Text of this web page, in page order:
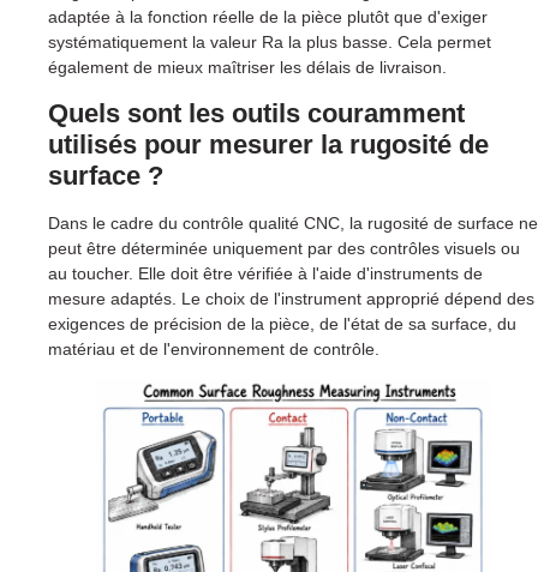
adaptée à la fonction réelle de la pièce plutôt que d'exiger
systématiquement la valeur Ra la plus basse. Cela permet
également de mieux maîtriser les délais de livraison.
Quels sont les outils couramment
utilisés pour mesurer la rugosité de
surface ?
Dans le cadre du contrôle qualité CNC, la rugosité de surface ne
peut être déterminée uniquement par des contrôles visuels ou
au toucher. Elle doit être vérifiée à l'aide d'instruments de
mesure adaptés. Le choix de l'instrument approprié dépend des
exigences de précision de la pièce, de l'état de sa surface, du
matériau et de l'environnement de contrôle.